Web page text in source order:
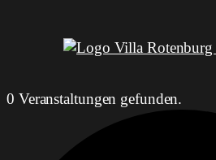
0 Veranstaltungen gefunden.